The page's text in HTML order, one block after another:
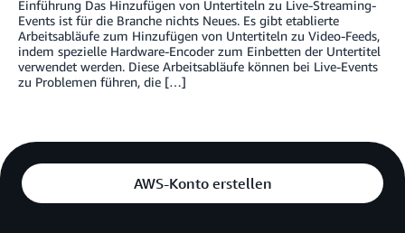
Einführung Das Hinzufügen von Untertiteln zu Live-Streaming-
Events ist für die Branche nichts Neues. Es gibt etablierte
Arbeitsabläufe zum Hinzufügen von Untertiteln zu Video-Feeds,
indem spezielle Hardware-Encoder zum Einbetten der Untertitel
verwendet werden. Diese Arbeitsabläufe können bei Live-Events
zu Problemen führen, die […]
AWS-Konto erstellen